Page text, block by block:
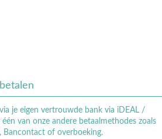
je eigen vertrouwde bank via iDEAL /
van onze andere betaalmethodes zoals
Bancontact of overboeking.